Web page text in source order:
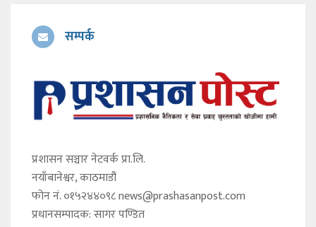
सम्पर्क
प्रशासन सञ्चार नेटवर्क प्रा.लि.
नयाँबानेश्वर, काठमाडौं
फोन नं. ०१५२४४०९८news@prashasanpost.com
प्रधानसम्पादक: सागर पण्डित